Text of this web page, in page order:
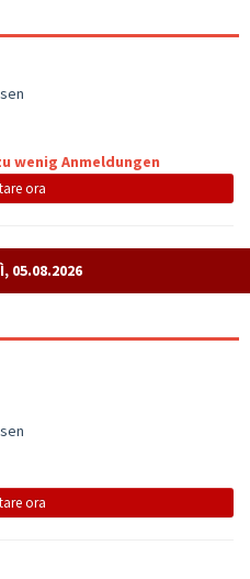
wenig Anmeldungen
ora
05.08.2026
ora